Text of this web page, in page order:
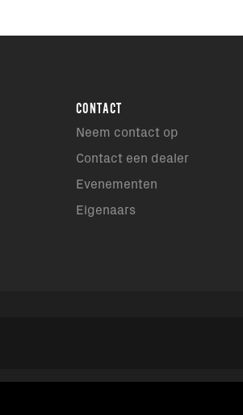
CONTACT
Neem contact op
Contact een dealer
Evenementen
Eigenaars